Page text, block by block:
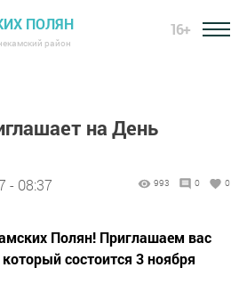
ПОЛЯН
район
16+
на День
- 08:37 993 0 0
Полян! Приглашаем вас
состоится 3 ноября